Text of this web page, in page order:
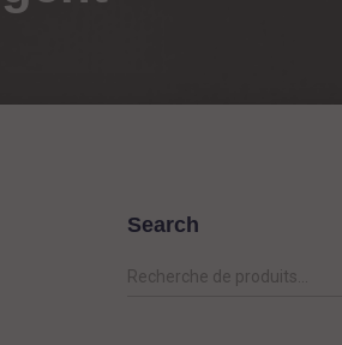
Search
RRecherche de produits…